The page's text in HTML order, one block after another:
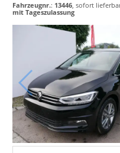
Fahrzeugnr.: 13446, sofort
mit Tageszulassung